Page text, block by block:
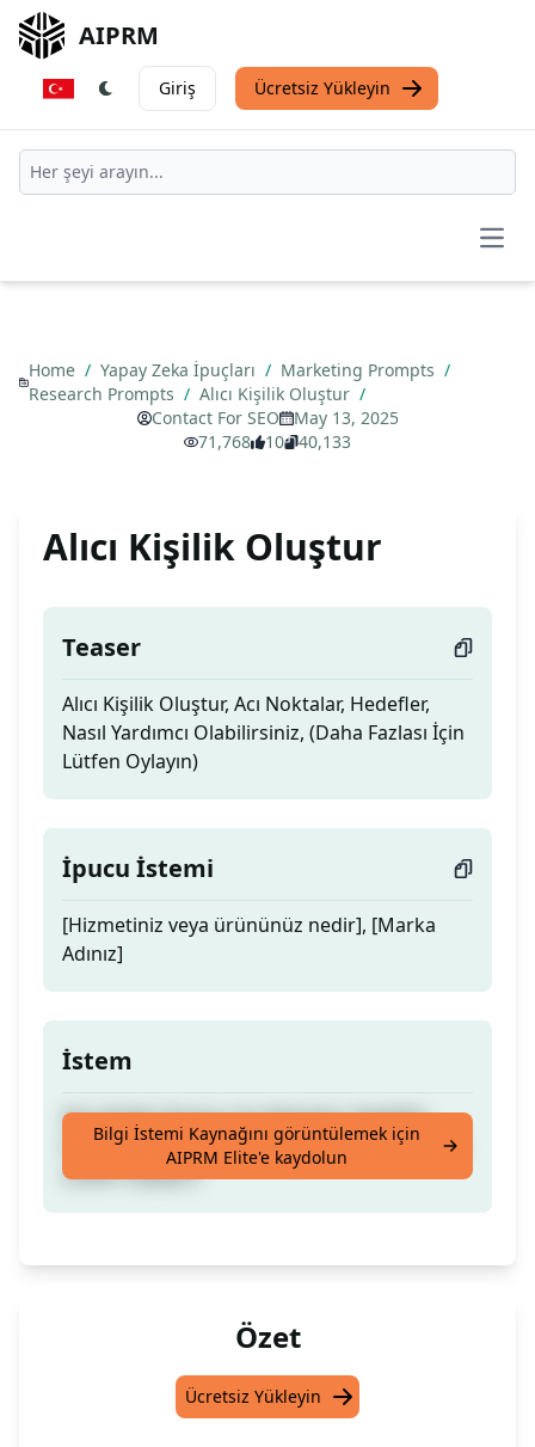
AIPRM
Giriş Ücretsiz Yükleyin
Home / Yapay Zeka İpuçları / Marketing Prompts /
Research Prompts / Alıcı Kişilik Oluştur /
Contact For SEO
May 13, 2025
71,768
10 40,133
Alıcı Kişilik Oluştur
Teaser
Alıcı Kişilik Oluştur, Acı Noktalar, Hedefler,
Nasıl Yardımcı Olabilirsiniz, (Daha Fazlası İçin
Lütfen Oylayın)
İpucu İstemi
[Hizmetiniz veya ürününüz nedir], [Marka
Adınız]
İstem
Alıcı Kişilik Oluştur, Acı Noktalar, Hedefler,
Nasıl Yardımcı Olabilirsiniz, (Daha Fazlası İçin
Lütfen Oylayın)
Bilgi İstemi Kaynağını görüntülemek için
AIPRM Elite'e kaydolun
Özet
Ücretsiz Yükleyin